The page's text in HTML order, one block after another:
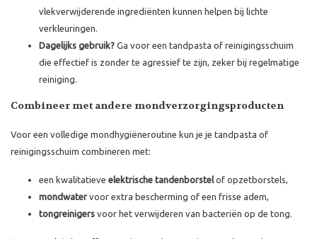
vlekverwijderende ingrediënten kunnen helpen bij lichte
verkleuringen.
Dagelijks gebruik? Ga voor een tandpasta of reinigingsschuim
die effectief is zonder te agressief te zijn, zeker bij regelmatige
reiniging.
Combineer met andere mondverzorgingsproducten
Voor een volledige mondhygiëneroutine kun je je tandpasta of
reinigingsschuim combineren met:
een kwalitatieve elektrische tandenborstel of opzetborstels,
mondwater voor extra bescherming of een frisse adem,
tongreinigers voor het verwijderen van bacteriën op de tong.